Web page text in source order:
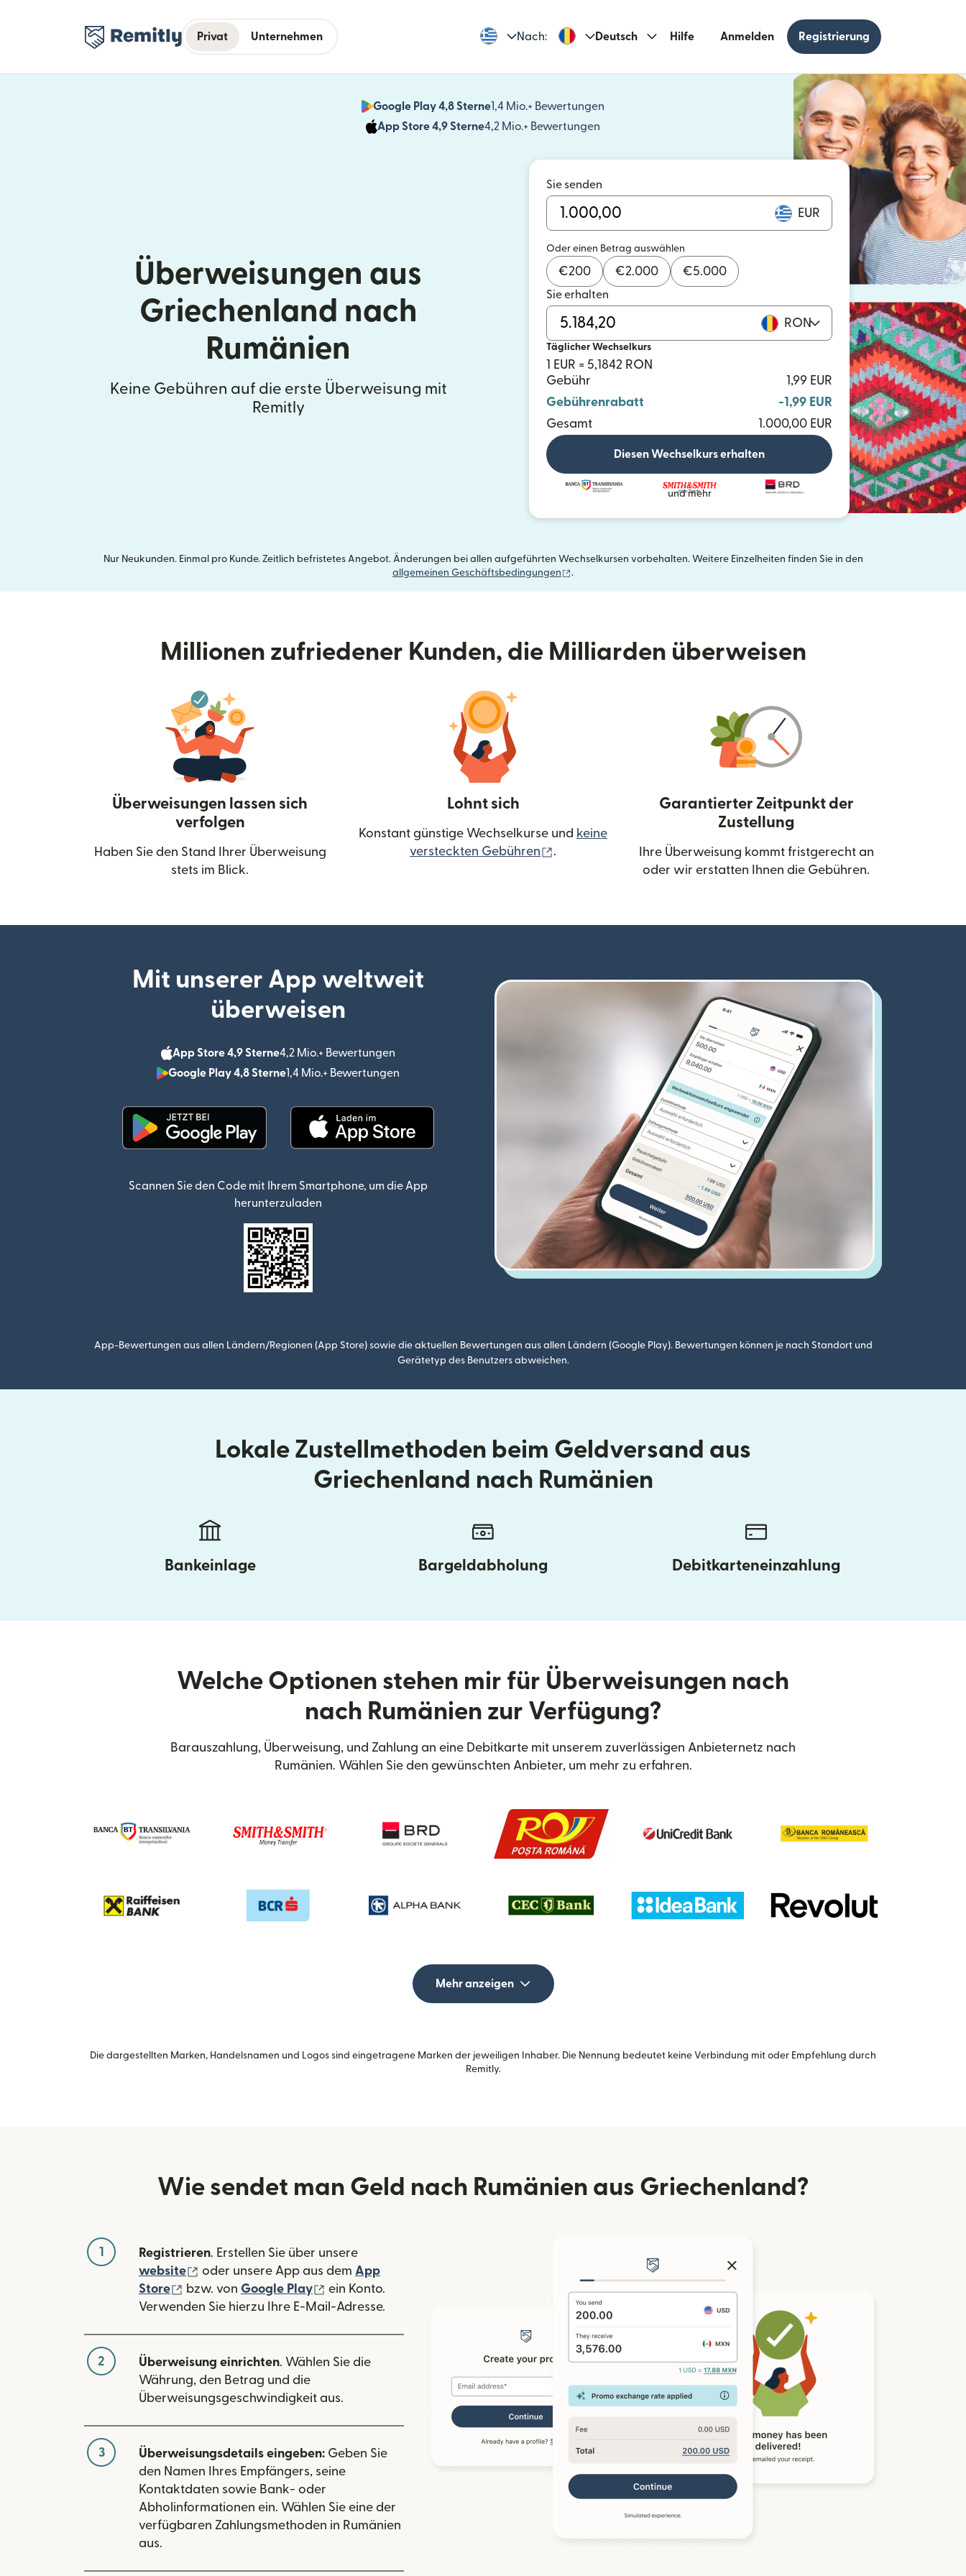
Privat Unternehmen Nach: Deutsch Hilfe Anmelden Registrierung
Google Play 4,8 Sterne1,4 Mio.+ Bewertungen
(wird in einem neuen Fenster geöffnet)
App Store 4,9 Sterne4,2 Mio.+ Bewertungen
(wird in einem neuen Fenster geöffnet)
Überweisungen aus
Griechenland nach
Rumänien
Keine Gebühren auf die erste Überweisung mit
Remitly
Sie senden
EUR
Oder einen Betrag auswählen
€200 €2.000 €5.000
Sie erhalten
RON
Täglicher Wechselkurs
1 EUR = 5,1842 RON
Gebühr
1,99 EUR
Gebührenrabatt
-1,99 EUR
Gesamt
1.000,00 EUR
Diesen Wechselkurs erhalten
und mehr
Nur Neukunden. Einmal pro Kunde. Zeitlich befristetes Angebot. Änderungen bei allen aufgeführten Wechselkursen vorbehalten. Weitere Einzelheiten finden Sie in den
allgemeinen Geschäftsbedingungen
(wird in einem neuen Fenster geöffnet)
.
Millionen zufriedener Kunden, die Milliarden überweisen
Überweisungen lassen sich
verfolgen
Haben Sie den Stand Ihrer Überweisung
stets im Blick.
Lohnt sich
Konstant günstige Wechselkurse und keine
versteckten Gebühren
(wird in einem neuen Fenster geöffnet)
.
Garantierter Zeitpunkt der
Zustellung
Ihre Überweisung kommt fristgerecht an
oder wir erstatten Ihnen die Gebühren.
Mit unserer App weltweit
überweisen
App Store 4,9 Sterne4,2 Mio.+ Bewertungen
Google Play 4,8 Sterne1,4 Mio.+ Bewertungen
Scannen Sie den Code mit Ihrem Smartphone, um die App
herunterzuladen
App-Bewertungen aus allen Ländern/Regionen (App Store) sowie die aktuellen Bewertungen aus allen Ländern (Google Play). Bewertungen können je nach Standort und
Gerätetyp des Benutzers abweichen.
Lokale Zustellmethoden beim Geldversand aus
Griechenland nach Rumänien
Bankeinlage Bargeldabholung Debitkarteneinzahlung
Welche Optionen stehen mir für Überweisungen nach
nach Rumänien zur Verfügung?
Barauszahlung, Überweisung, und Zahlung an eine Debitkarte mit unserem zuverlässigen Anbieternetz nach
Rumänien. Wählen Sie den gewünschten Anbieter, um mehr zu erfahren.
Mehr anzeigen
Die dargestellten Marken, Handelsnamen und Logos sind eingetragene Marken der jeweiligen Inhaber. Die Nennung bedeutet keine Verbindung mit oder Empfehlung durch
Remitly.
Wie sendet man Geld nach Rumänien aus Griechenland?
1 Registrieren. Erstellen Sie über unsere
website
(wird in einem neuen Fenster geöffnet)
oder unsere App aus dem App
Store
(wird in einem neuen Fenster geöffnet)
bzw. von Google Play (wird in einem neuen Fenster geöffnet)
ein Konto.
Verwenden Sie hierzu Ihre E-Mail-Adresse.
2 Überweisung einrichten. Wählen Sie die
Währung, den Betrag und die
Überweisungsgeschwindigkeit aus.
3 Überweisungsdetails eingeben: Geben Sie
den Namen Ihres Empfängers, seine
Kontaktdaten sowie Bank- oder
Abholinformationen ein. Wählen Sie eine der
verfügbaren Zahlungsmethoden in Rumänien
aus.